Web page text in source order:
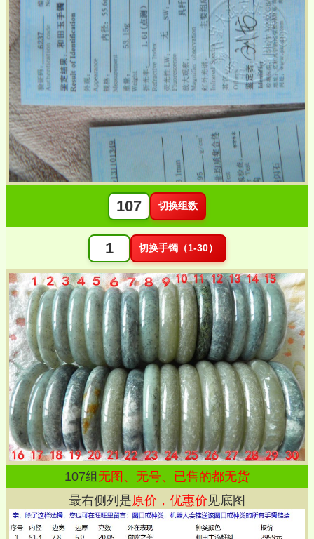
切换组数
切换手镯（1-30）
107组 无图、无号、已售的都无货
最右侧列是原价，优惠价 见底图